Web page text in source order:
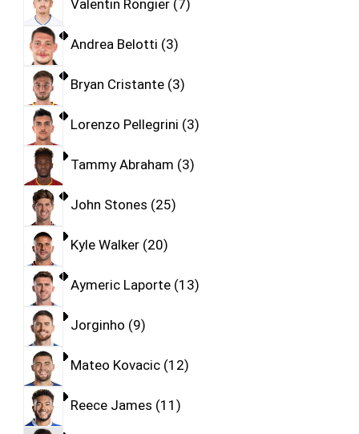
Valentin Rongier 7
Andrea Belotti 3
Bryan Cristante 3
Lorenzo Pellegrini 3
Tammy Abraham 3
John Stones 25
Kyle Walker 20
Aymeric Laporte 13
Jorginho 9
Mateo Kovacic 12
Reece James 11